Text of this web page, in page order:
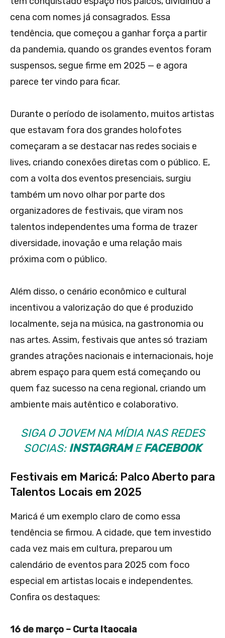
cena com nomes já consagrados. Essa
tendência, que começou a ganhar força a partir
da pandemia, quando os grandes eventos foram
suspensos, segue firme em 2025 — e agora
parece ter vindo para ficar.
Durante o período de isolamento, muitos artistas
que estavam fora dos grandes holofotes
começaram a se destacar nas redes sociais e
lives, criando conexões diretas com o público. E,
com a volta dos eventos presenciais, surgiu
também um novo olhar por parte dos
organizadores de festivais, que viram nos
talentos independentes uma forma de trazer
diversidade, inovação e uma relação mais
próxima com o público.
Além disso, o cenário econômico e cultural
incentivou a valorização do que é produzido
localmente, seja na música, na gastronomia ou
nas artes. Assim, festivais que antes só traziam
grandes atrações nacionais e internacionais, hoje
abrem espaço para quem está começando ou
quem faz sucesso na cena regional, criando um
ambiente mais autêntico e colaborativo.
SIGA O JOVEM NA MÍDIA NAS REDES
SOCIAS: INSTAGRAMEFACEBOOK
Festivais em Maricá: Palco Aberto para
Talentos Locais em 2025
Maricá é um exemplo claro de como essa
tendência se firmou. A cidade, que tem investido
cada vez mais em cultura, preparou um
calendário de eventos para 2025 com foco
especial em artistas locais e independentes.
Confira os destaques:
16 de março – Curta Itaocaia